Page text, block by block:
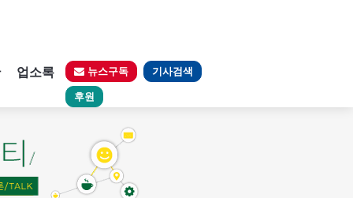
업소록 뉴스구독 기사검색
후원